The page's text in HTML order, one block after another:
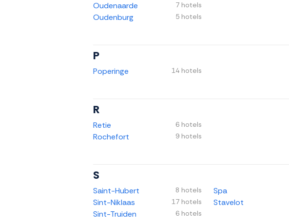
Oudenaarde 7 hotels
Oudenburg 5 hotels
P
Poperinge 14 hotels
R
Retie 6 hotels
Rochefort 9 hotels
S
Saint-Hubert 8 hotels
Sint-Niklaas 17 hotels
Sint-Truiden 6 hotels
Spa
Stavelot